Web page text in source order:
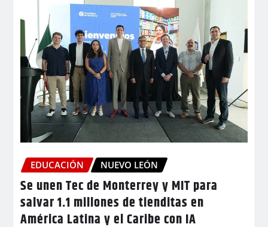
EDUCACIÓN NUEVO LEÓN
Se unen Tec de Monterrey y MIT para
salvar 1.1 millones de tienditas en
América Latina y el Caribe con IA